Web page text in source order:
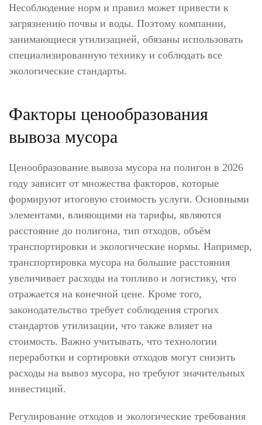
Несоблюдение норм и правил может привести к
загрязнению почвы и воды. Поэтому компании,
занимающиеся утилизацией, обязаны использовать
специализированную технику и соблюдать все
экологические стандарты.
Факторы ценообразования
вывоза мусора
Ценообразование вывоза мусора на полигон в 2026
году зависит от множества факторов, которые
формируют итоговую стоимость услуги. Основными
элементами, влияющими на тарифы, являются
расстояние до полигона, тип отходов, объём
транспортировки и экологические нормы. Например,
транспортировка мусора на большие расстояния
увеличивает расходы на топливо и логистику, что
отражается на конечной цене. Кроме того,
законодательство требует соблюдения строгих
стандартов утилизации, что также влияет на
стоимость. Важно учитывать, что технологии
переработки и сортировки отходов могут снизить
расходы на вывоз мусора, но требуют значительных
инвестиций.
Регулирование отходов и экологические требования